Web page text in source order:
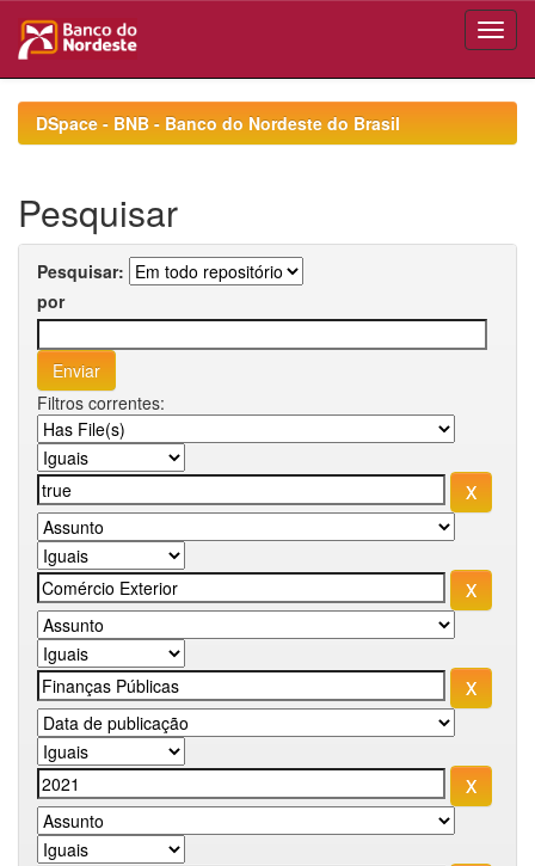
navigationDSpace - BNB - Banco do Nordeste do Brasil
Pesquisar
Pesquisar:
por
Filtros correntes: